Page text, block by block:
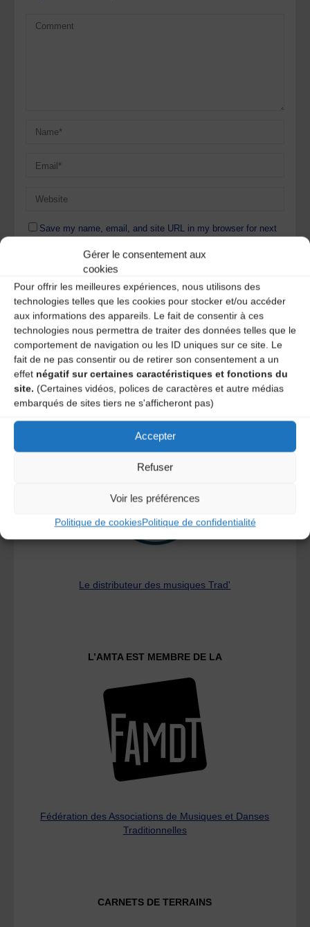
Gérer le consentement aux
cookies
Pour offrir les meilleures expériences, nous utilisons des
technologies telles que les cookies pour stocker et/ou accéder
aux informations des appareils. Le fait de consentir à ces
technologies nous permettra de traiter des données telles que le
comportement de navigation ou les ID uniques sur ce site. Le
fait de ne pas consentir ou de retirer son consentement a un
effet négatif sur certaines caractéristiques et fonctions du
site. (Certaines vidéos, polices de caractères et autre médias
embarqués de sites tiers ne s'afficheront pas)
Accepter
Refuser
Voir les préférences
Politique de cookiesPolitique de confidentialité
Save my name, email, and site URL in my browser for next
time I post a comment.
Ce site utilise Akismet pour réduire les indésirables.En
savoir plus sur la façon dont les données de vos
commentaires sont traitées.
Le distributeur des musiques Trad'
L’AMTA EST MEMBRE DE LA
Fédération des Associations de Musiques et Danses
Traditionnelles
CARNETS DE TERRAINS